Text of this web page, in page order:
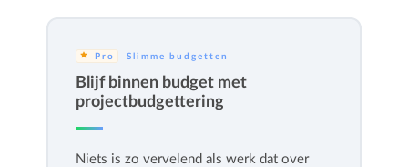
Pro Slimme budgetten
Blijf binnen budget met
projectbudgettering
Niets is zo vervelend als werk dat over